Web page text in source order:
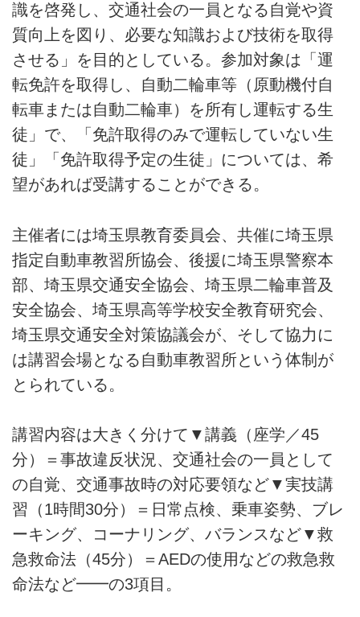
識を啓発し、交通社会の一員となる自覚や資
質向上を図り、必要な知識および技術を取得
させる」を目的としている。参加対象は「運
転免許を取得し、自動二輪車等（原動機付自
転車または自動二輪車）を所有し運転する生
徒」で、「免許取得のみで運転していない生
徒」「免許取得予定の生徒」については、希
望があれば受講することができる。
主催者には埼玉県教育委員会、共催に埼玉県
指定自動車教習所協会、後援に埼玉県警察本
部、埼玉県交通安全協会、埼玉県二輪車普及
安全協会、埼玉県高等学校安全教育研究会、
埼玉県交通安全対策協議会が、そして協力に
は講習会場となる自動車教習所という体制が
とられている。
講習内容は大きく分けて▼講義（座学／45
分）＝事故違反状況、交通社会の一員として
の自覚、交通事故時の対応要領など▼実技講
習（1時間30分）＝日常点検、乗車姿勢、ブレ
ーキング、コーナリング、バランスなど▼救
急救命法（45分）＝AEDの使用などの救急救
命法など━━の3項目。